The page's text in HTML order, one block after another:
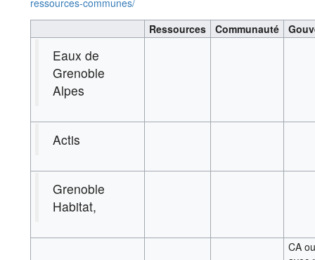
ressources-communes/
Ressources
Communauté
Eaux de
Grenoble
Alpes
Actis
Grenoble
Habitat,
CA